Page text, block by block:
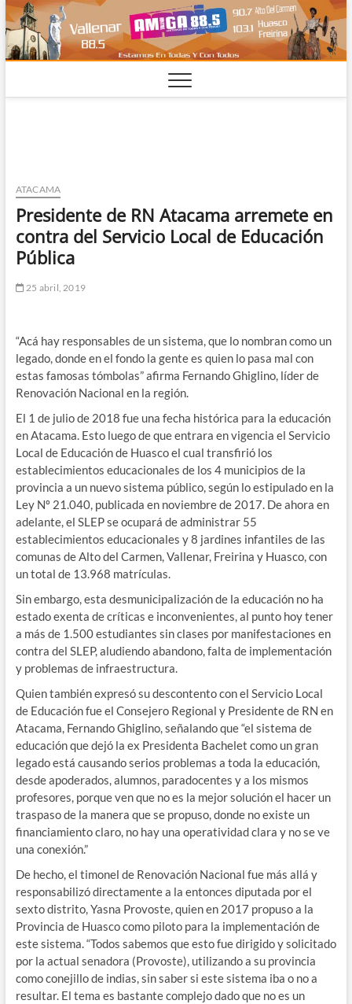
Saltar
al
contenido
ATACAMA
Presidente de RN Atacama arremete en
contra del Servicio Local de Educación
Pública
25 abril, 2019
“Acá hay responsables de un sistema, que lo nombran como un
legado, donde en el fondo la gente es quien lo pasa mal con
estas famosas tómbolas” afirma Fernando Ghiglino, líder de
Renovación Nacional en la región.
El 1 de julio de 2018 fue una fecha histórica para la educación
en Atacama. Esto luego de que entrara en vigencia el Servicio
Local de Educación de Huasco el cual transfirió los
establecimientos educacionales de los 4 municipios de la
provincia a un nuevo sistema público, según lo estipulado en la
Ley Nº 21.040, publicada en noviembre de 2017. De ahora en
adelante, el SLEP se ocupará de administrar 55
establecimientos educacionales y 8 jardines infantiles de las
comunas de Alto del Carmen, Vallenar, Freirina y Huasco, con
un total de 13.968 matrículas.
Sin embargo, esta desmunicipalización de la educación no ha
estado exenta de críticas e inconvenientes, al punto hoy tener
a más de 1.500 estudiantes sin clases por manifestaciones en
contra del SLEP, aludiendo abandono, falta de implementación
y problemas de infraestructura.
Quien también expresó su descontento con el Servicio Local
de Educación fue el Consejero Regional y Presidente de RN en
Atacama, Fernando Ghiglino, señalando que “el sistema de
educación que dejó la ex Presidenta Bachelet como un gran
legado está causando serios problemas a toda la educación,
desde apoderados, alumnos, paradocentes y a los mismos
profesores, porque ven que no es la mejor solución el hacer un
traspaso de la manera que se propuso, donde no existe un
financiamiento claro, no hay una operatividad clara y no se ve
una conexión.”
De hecho, el timonel de Renovación Nacional fue más allá y
responsabilizó directamente a la entonces diputada por el
sexto distrito, Yasna Provoste, quien en 2017 propuso a la
Provincia de Huasco como piloto para la implementación de
este sistema. “Todos sabemos que esto fue dirigido y solicitado
por la actual senadora (Provoste), utilizando a su provincia
como conejillo de indias, sin saber si este sistema iba o no a
resultar. El tema es bastante complejo dado que no es un